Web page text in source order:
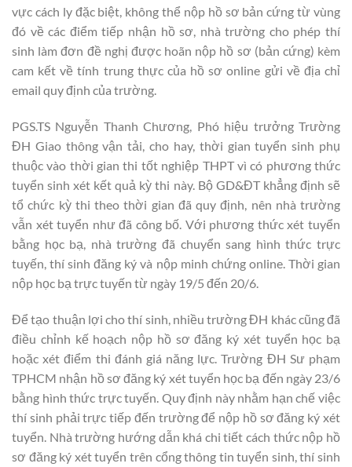
vực cách ly đặc biệt, không thể nộp hồ sơ bản cứng từ vùng
đó về các điểm tiếp nhận hồ sơ, nhà trường cho phép thí
sinh làm đơn đề nghị được hoãn nộp hồ sơ (bản cứng) kèm
cam kết về tính trung thực của hồ sơ online gửi về địa chỉ
email quy định của trường.
PGS.TS Nguyễn Thanh Chương, Phó hiệu trưởng Trường
ĐH Giao thông vận tải, cho hay, thời gian tuyển sinh phụ
thuộc vào thời gian thi tốt nghiệp THPT vì có phương thức
tuyển sinh xét kết quả kỳ thi này. Bộ GD&ĐT khẳng định sẽ
tổ chức kỳ thi theo thời gian đã quy định, nên nhà trường
vẫn xét tuyển như đã công bố. Với phương thức xét tuyển
bằng học bạ, nhà trường đã chuyển sang hình thức trực
tuyến, thí sinh đăng ký và nộp minh chứng online. Thời gian
nộp học bạ trực tuyến từ ngày 19/5 đến 20/6.
Để tạo thuận lợi cho thí sinh, nhiều trường ĐH khác cũng đã
điều chỉnh kế hoạch nộp hồ sơ đăng ký xét tuyển học bạ
hoặc xét điểm thi đánh giá năng lực. Trường ĐH Sư phạm
TPHCM nhận hồ sơ đăng ký xét tuyển học bạ đến ngày 23/6
bằng hình thức trực tuyến. Quy định này nhằm hạn chế việc
thí sinh phải trực tiếp đến trường để nộp hồ sơ đăng ký xét
tuyển. Nhà trường hướng dẫn khá chi tiết cách thức nộp hồ
sơ đăng ký xét tuyển trên cổng thông tin tuyển sinh, thí sinh